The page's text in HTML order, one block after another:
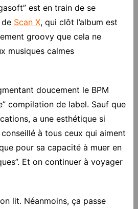
est en train de se
de Scan X, qui clôt l’album est
groovy que cela ne
musiques calmes
doucement le BPM
compilation de label. Sauf que
a une esthétique si
à tous ceux qui aiment
pour sa capacité à muer en
Et on continuer à voyager
lit. Néanmoins, ça passe